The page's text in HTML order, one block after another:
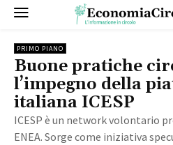
PRIMO PIANO
Buone pratiche
l’impegno della
italiana ICESP
ICESP è un network volontario
ENEA. Sorge come iniziativa